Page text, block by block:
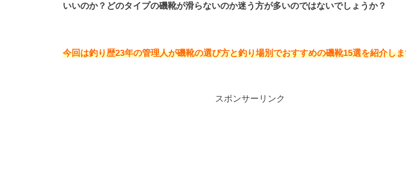
いいのか？どのタイプの磯靴が滑らないのか迷う方が多いのではないでしょうか？
今回は釣り歴23年の管理人が磯靴の選び方と釣り場別でおすすめの磯靴15選を紹介し
スポンサーリンク